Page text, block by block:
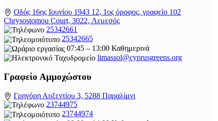
Οδός 16ης Ιουνίου 1943 12, 1ος όροφος, γραφείο 102
Chrysostomou Court, 3022, Λεμεσός
25342661
25342665
07:45 – 13:00 Καθημερινά
limassol@cyprusgreens.org
Γραφείο Αμμοχώστου
Γρηγόρη Αυξεντίου 3, 5288 Παραλίμνι
23744975
23744974